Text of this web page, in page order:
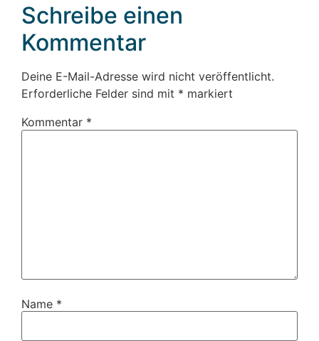
Schreibe einen
Kommentar
Deine E-Mail-Adresse wird nicht veröffentlicht.
Erforderliche Felder sind mit * markiert
Kommentar *
Name *